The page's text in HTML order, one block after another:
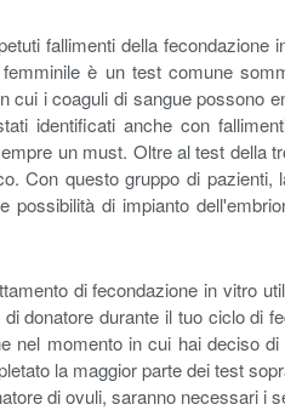
fallimenti della
è un test comune
cui i coaguli di sangue possono
identificati anche con
un must. Oltre al test
Con questo gruppo di
possibilità di impianto
di fecondazione in vitro
donatore durante il tuo ciclo di
nel momento in cui hai deciso
la maggior parte dei test
di ovuli, saranno necessari i